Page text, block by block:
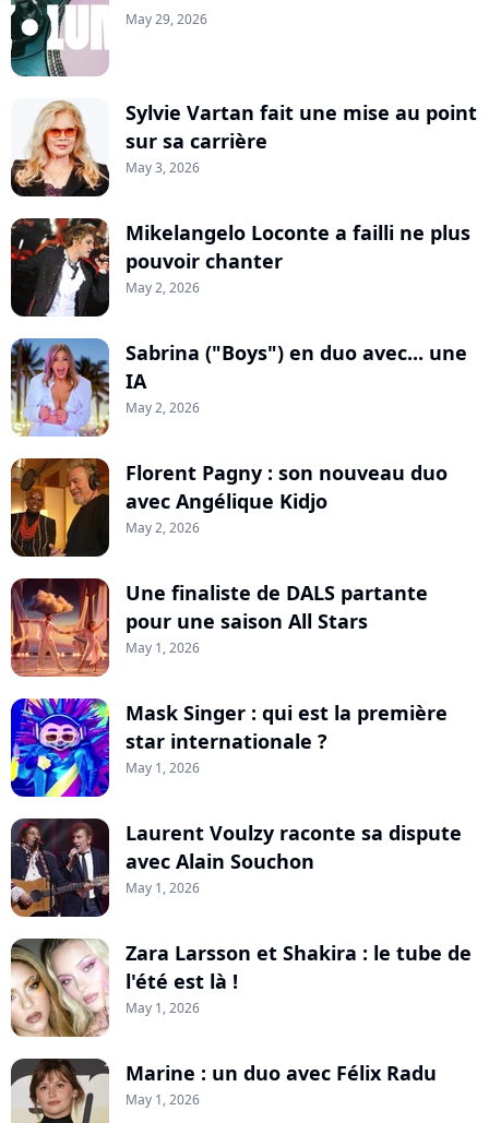
May 29, 2026
Sylvie Vartan fait une mise au point
sur sa carrière
May 3, 2026
Mikelangelo Loconte a failli ne plus
pouvoir chanter
May 2, 2026
Sabrina ("Boys") en duo avec... une
IA
May 2, 2026
Florent Pagny : son nouveau duo
avec Angélique Kidjo
May 2, 2026
Une finaliste de DALS partante
pour une saison All Stars
May 1, 2026
Mask Singer : qui est la première
star internationale ?
May 1, 2026
Laurent Voulzy raconte sa dispute
avec Alain Souchon
May 1, 2026
Zara Larsson et Shakira : le tube de
l'été est là !
May 1, 2026
Marine : un duo avec Félix Radu
May 1, 2026